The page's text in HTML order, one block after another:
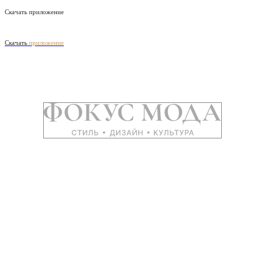
Скачать приложение
Скачать приложение